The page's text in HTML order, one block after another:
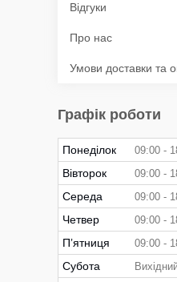
Відгуки
Про нас
Умови доставки та
Графік роботи
Понеділок 09:00
Вівторок 09:00
Середа 09:00
Четвер 09:00
Пʼятниця 09:00
Субота